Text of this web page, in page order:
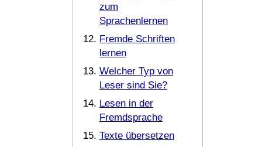
zum
Sprachenlernen
Fremde Schriften
lernen
Welcher Typ von
Leser sind Sie?
Lesen in der
Fremdsprache
Texte übersetzen